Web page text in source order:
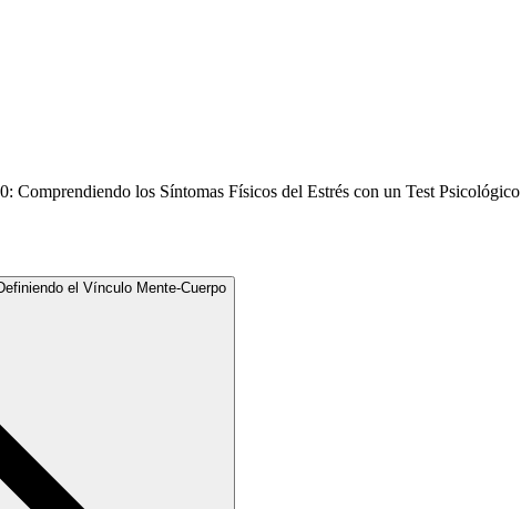
Comprendiendo los Síntomas Físicos del Estrés con un Test Psicológico
el Vínculo Mente-Cuerpo